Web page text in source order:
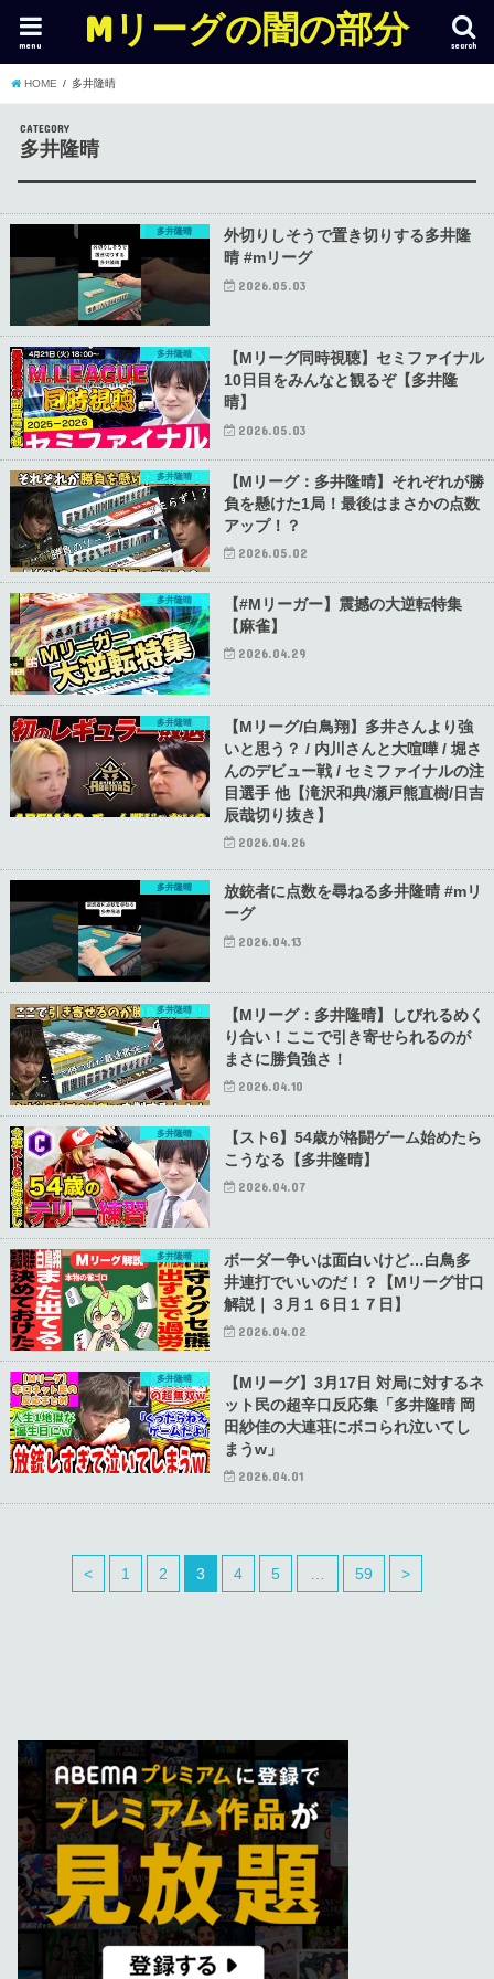
Mリーグの闇の部分 search
menu
HOME 多井隆晴
CATEGORY
多井隆晴
多井隆晴
外切りしそうで置き切りする多井隆
晴 #mリーグ
2026.05.03
多井隆晴
【Mリーグ同時視聴】セミファイナル
10日目をみんなと観るぞ【多井隆
晴】
2026.05.03
多井隆晴
【Mリーグ：多井隆晴】それぞれが勝
負を懸けた1局！最後はまさかの点数
アップ！？
2026.05.02
多井隆晴
【#Mリーガー】震撼の大逆転特集
【麻雀】
2026.04.29
多井隆晴
【Mリーグ/白鳥翔】多井さんより強
いと思う？ / 内川さんと大喧嘩 / 堀さ
んのデビュー戦 / セミファイナルの注
目選手 他【滝沢和典/瀬戸熊直樹/日吉
辰哉切り抜き】
2026.04.26
多井隆晴
放銃者に点数を尋ねる多井隆晴 #mリ
ーグ
2026.04.13
多井隆晴
【Mリーグ：多井隆晴】しびれるめく
り合い！ここで引き寄せられるのが
まさに勝負強さ！
2026.04.10
多井隆晴
【スト6】54歳が格闘ゲーム始めたら
こうなる【多井隆晴】
2026.04.07
多井隆晴
ボーダー争いは面白いけど…白鳥多
井連打でいいのだ！？【Mリーグ甘口
解説｜３月１６日１７日】
2026.04.02
多井隆晴
【Mリーグ】3月17日 対局に対するネ
ット民の超辛口反応集「多井隆晴 岡
田紗佳の大連荘にボコられ泣いてし
まうw」
2026.04.01
< 1 2 3 4 5 59 >